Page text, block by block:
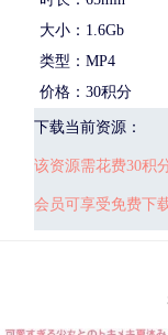
大小：1.6Gb
类型：MP4
价格：30积分
下载当前资源：
该资源需花费30积
会员可享受免费下